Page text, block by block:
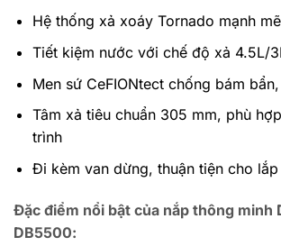
Hệ thống xả xoáy Tornado mạnh
Tiết kiệm nước với chế độ xả 4.5L/
Men sứ CeFIONtect chống bám
Tâm xả tiêu chuẩn 305 mm, phù
trình
Đi kèm van dừng, thuận tiện cho
Đặc điểm nổi bật của nắp thông minh
DB5500: